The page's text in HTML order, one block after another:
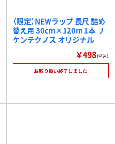
（限定）NEWラップ 長尺 詰め
替え用 30cm×120m 1本 リ
ケンテクノス オリジナル
￥498（税込）
お取り扱い終了しました